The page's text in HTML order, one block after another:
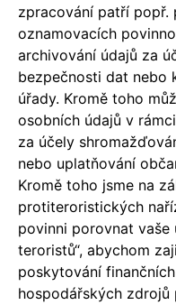
zpracování patří popř.
oznamovacích
archivování údajů za
bezpečnosti dat nebo
úřady. Kromě toho
osobních údajů v
za účely
nebo uplatňování
Kromě toho jsme na
protiteroristických
povinni porovnat vaše
teroristů“, abychom
poskytování
hospodářských